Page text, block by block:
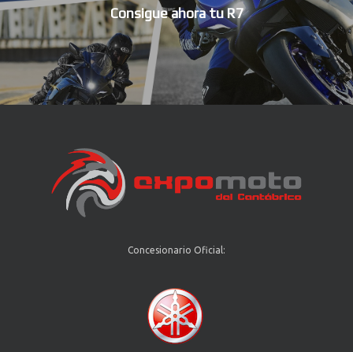
Consigue ahora tu R7
Concesionario Oficial: